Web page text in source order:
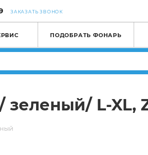
ЗАКАЗАТЬ ЗВОНОК
ПОДОБРАТЬ ФОНАРЬ
L-XL,